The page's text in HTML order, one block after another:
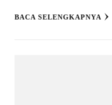
BACA SELENGKAPNYA